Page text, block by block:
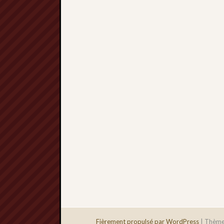
Fièrement propulsé par WordPress